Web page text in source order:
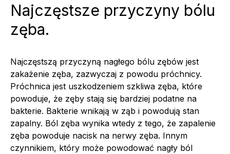
Najczęstsze przyczyny bólu
zęba.
Najczęstszą przyczyną nagłego bólu zębów jest
zakażenie zęba, zazwyczaj z powodu próchnicy.
Próchnica jest uszkodzeniem szkliwa zęba, które
powoduje, że zęby stają się bardziej podatne na
bakterie. Bakterie wnikają w ząb i powodują stan
zapalny. Ból zęba wynika wtedy z tego, że zapalenie
zęba powoduje nacisk na nerwy zęba. Innym
czynnikiem, który może powodować nagły ból